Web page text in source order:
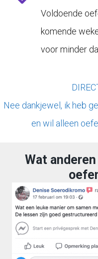
Voldoende
komende
voor minder
Nee dankjewel, ik heb
en wil alleen
Wat